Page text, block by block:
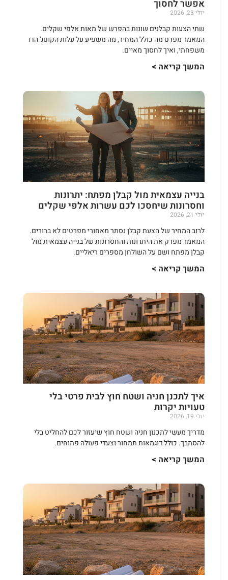
אפשר לחסוך
יולי 23, 2026
שתי הצעות קבלנים שונות בהפרש של מאות אלפי שקלים.
המאמר מפרט מה כולל המחיר, מה משפיע על עלות הקוטג' הדו
משפחתי, ואיך לחסוך מאיים.
המשך קריאה >
בנייה עצמאית מול קבלן מפתח: יתרונות
וחסרונות שיחסכו לכם עשרות אלפי שקלים
יולי 21, 2026
לרוב המחיר של הצעת קבלן נסתר מאחורי מפרטים לא ברורים.
המאמר מפרק את היתרונות והחסרונות של בנייה עצמאית מול
קבלן מפתח ושם על השולחן מספרים ריאליים.
המשך קריאה >
איך לתכנן חניה ושטח חוץ לבית פרטי בלי
טעויות יקרות
יולי 19, 2026
מדריך מעשי לתכנון חניה ושטח חוץ שיעזור לכם להחליט בלי
להסתבך. כולל דוגמאות תמחור וצעדי פעולה פתוחים.
המשך קריאה >